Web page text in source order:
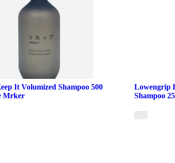
It Volumized Shampoo 500
Mrker
Lowengrip
Shampoo